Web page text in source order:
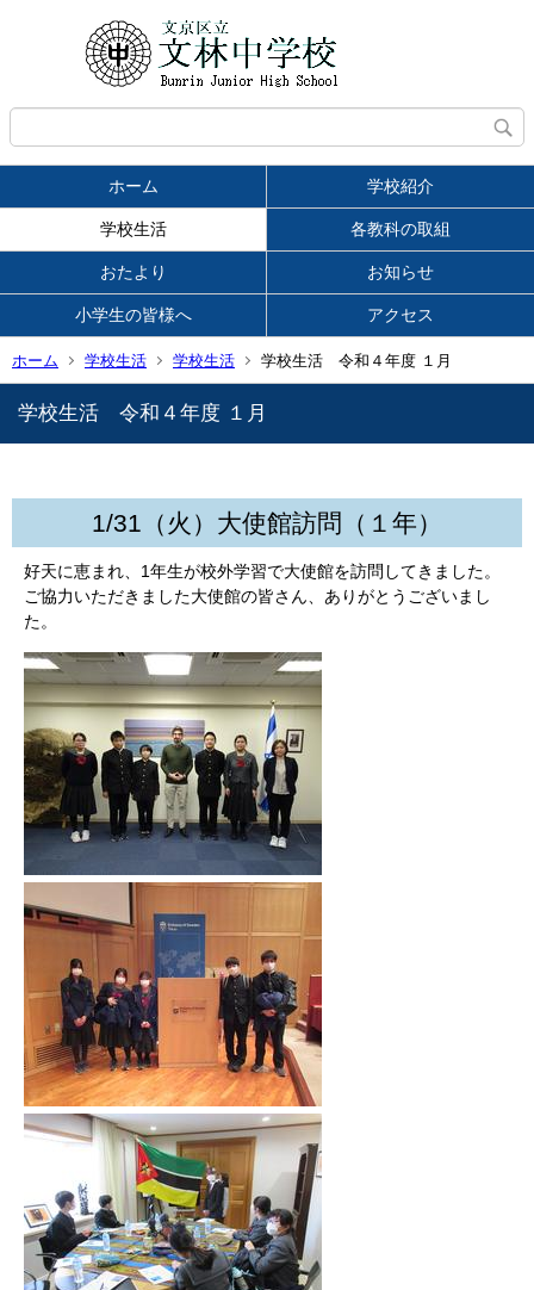
ホーム 学校紹介
学校生活 各教科の取組
おたより お知らせ
小学生の皆様へ アクセス
ホーム 学校生活 学校生活 学校生活 令和４年度 １月
学校生活 令和４年度 １月
1/31（火）大使館訪問（１年）
好天に恵まれ、1年生が校外学習で大使館を訪問してきました。
ご協力いただきました大使館の皆さん、ありがとうございまし
た。